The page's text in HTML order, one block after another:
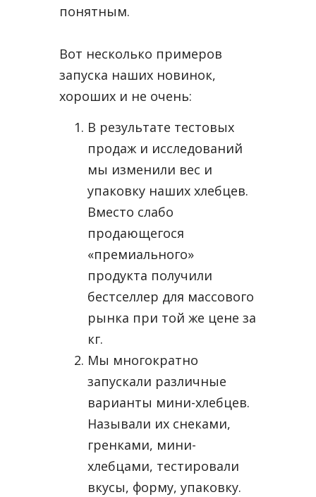
понятным.
Вот несколько примеров
запуска наших новинок,
хороших и не очень:
В результате тестовых
продаж и исследований
мы изменили вес и
упаковку наших хлебцев.
Вместо слабо
продающегося
«премиального»
продукта получили
бестселлер для массового
рынка при той же цене за
кг.
Мы многократно
запускали различные
варианты мини-хлебцев.
Называли их снеками,
гренками, мини-
хлебцами, тестировали
вкусы, форму, упаковку.